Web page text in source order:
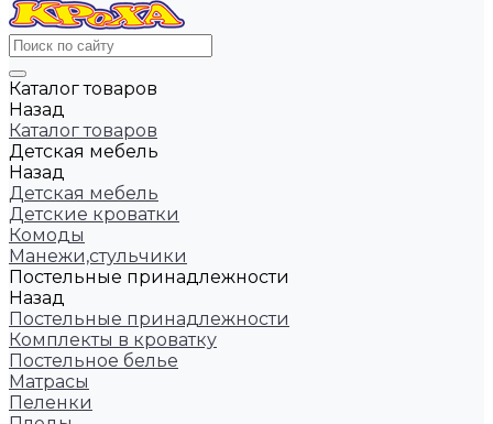
Каталог товаров
Назад
Каталог товаров
Детская мебель
Назад
Детская мебель
Детские кроватки
Комоды
Манежи,стульчики
Постельные принадлежности
Назад
Постельные принадлежности
Комплекты в кроватку
Постельное белье
Матрасы
Пеленки